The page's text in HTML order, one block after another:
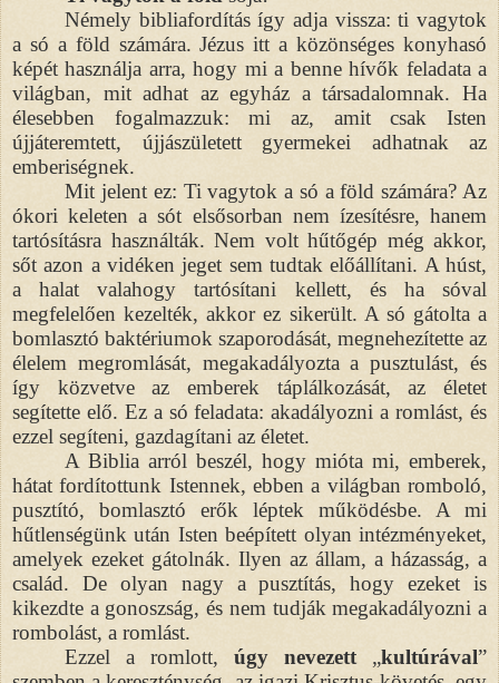
Némely bibliafordítás így adja vissza: ti vagytok
a só a föld számára. Jézus itt a közönséges konyhasó
képét használja arra, hogy mi a benne hívők feladata a
világban, mit adhat az egyház a társadalomnak. Ha
élesebben fogalmazzuk: mi az, amit csak Isten
újjáteremtett, újjászületett gyermekei adhatnak az
emberiségnek.
Mit jelent ez: Ti vagytok a só a föld számára? Az
ókori keleten a sót elsősorban nem ízesítésre, hanem
tartósításra használták. Nem volt hűtőgép még akkor,
sőt azon a vidéken jeget sem tudtak előállítani. A húst,
a halat valahogy tartósítani kellett, és ha sóval
megfelelően kezelték, akkor ez sikerült. A só gátolta a
bomlasztó baktériumok szaporodását, megnehezítette az
élelem megromlását, megakadályozta a pusztulást, és
így közvetve az emberek táplálkozását, az életet
segítette elő. Ez a só feladata: akadályozni a romlást, és
ezzel segíteni, gazdagítani az életet.
A Biblia arról beszél, hogy mióta mi, emberek,
hátat fordítottunk Istennek, ebben a világban romboló,
pusztító, bomlasztó erők léptek működésbe. A mi
hűtlenségünk után Isten beépített olyan intézményeket,
amelyek ezeket gátolnák. Ilyen az állam, a házasság, a
család. De olyan nagy a pusztítás, hogy ezeket is
kikezdte a gonoszság, és nem tudják megakadályozni a
rombolást, a romlást.
Ezzel a romlott,úgy nevezett „kultúrával”